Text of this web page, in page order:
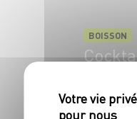
BOISSON